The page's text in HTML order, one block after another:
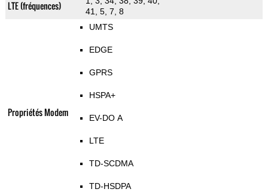
LTE (fréquences)
41, 5, 7, 8
Propriétés Modem
UMTS
EDGE
GPRS
HSPA+
EV-DO A
LTE
TD-SCDMA
TD-HSDPA